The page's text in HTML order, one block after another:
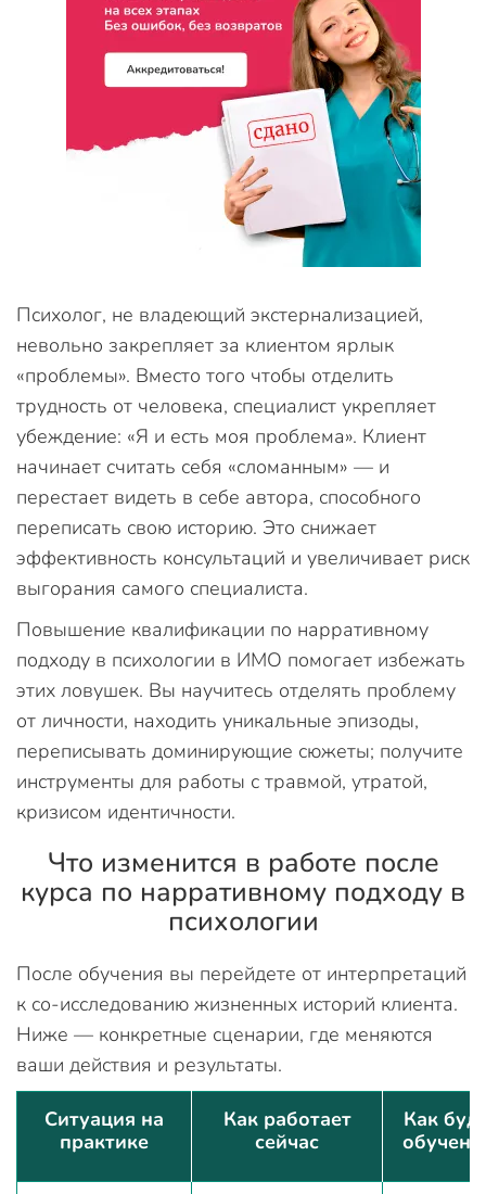
Психолог, не владеющий экстернализацией,
невольно закрепляет за клиентом ярлык
«проблемы». Вместо того чтобы отделить
трудность от человека, специалист укрепляет
убеждение: «Я и есть моя проблема». Клиент
начинает считать себя «сломанным» — и
перестает видеть в себе автора, способного
переписать свою историю. Это снижает
эффективность консультаций и увеличивает риск
выгорания самого специалиста.
Повышение квалификации по нарративному
подходу в психологии в ИМО помогает избежать
этих ловушек. Вы научитесь отделять проблему
от личности, находить уникальные эпизоды,
переписывать доминирующие сюжеты; получите
инструменты для работы с травмой, утратой,
кризисом идентичности.
Что изменится в работе после
курса по нарративному подходу в
психологии
После обучения вы перейдете от интерпретаций
к со-исследованию жизненных историй клиента.
Ниже — конкретные сценарии, где меняются
ваши действия и результаты.
Ситуация на
практике
Как работает
сейчас
Как